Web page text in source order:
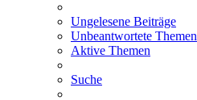
Ungelesene Beiträge
Unbeantwortete Themen
Aktive Themen
Suche